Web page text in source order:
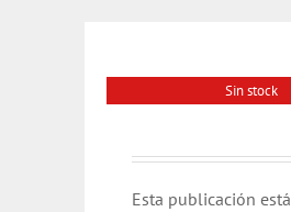
Sin stock
Esta publicación